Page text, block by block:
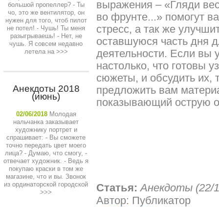
большой пропеллер? - Ты
чо, это же вентилятор, он
нужен для того, чтоб пилот
не потел! - Чушь! Ты меня
разыгрываешь! - Нет, не
чушь. Я совсем недавно
летела на>>>
Анекдоты 2018
(июнь)
02/06/2018 Молодая
нальчанка заказывает
художнику портрет и
спрашивает: - Вы сможете
точно передать цвет моего
лица? - Думаю, что смогу, -
отвечает художник. - Ведь я
покупаю краски в том же
магазине, что и вы. Звонок
из ординаторской городской
>>>
выражения – «Гляди
во фрунте...» помогут
стресс, а так же
оставшуюся часть дня
деятельности. Если вы
настолько, что готовы
сюжеты, и обсудить их,
предложить вам
показывающий острую
Статья: Анекдоты (22/
Автор: Публикатор